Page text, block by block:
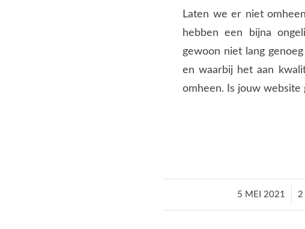
Laten we er niet
hebben een bijna
gewoon niet lang
en waarbij het aan
omheen. Is jouw website
5 MEI 2021
/ 2